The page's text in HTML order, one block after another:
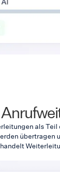
als Teil
übertragen